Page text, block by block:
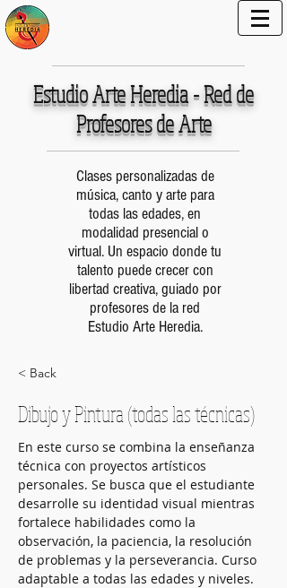
Estudio Arte Heredia - Red de
Profesores de Arte
Clases personalizadas de
música, canto y arte para
todas las edades, en
modalidad presencial o
virtual. Un espacio donde tu
talento puede crecer con
libertad creativa, guiado por
profesores de la red
Estudio Arte Heredia.
< Back
Dibujo y Pintura (todas las técnicas)
En este curso se combina la enseñanza
técnica con proyectos artísticos
personales. Se busca que el estudiante
desarrolle su identidad visual mientras
fortalece habilidades como la
observación, la paciencia, la resolución
de problemas y la perseverancia. Curso
adaptable a todas las edades y niveles.